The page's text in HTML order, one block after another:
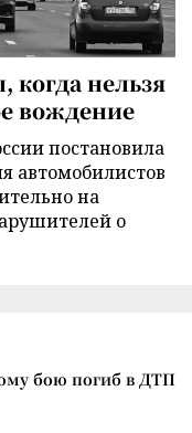
когда нельзя
вождение
постановила
автомобилистов
на
о
бою погиб в ДТП